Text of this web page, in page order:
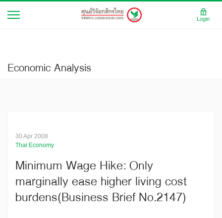
Economic Analysis
30 Apr 2008
Thai Economy
Minimum Wage Hike: Only
marginally ease higher living cost
burdens(Business Brief No.2147)
Login